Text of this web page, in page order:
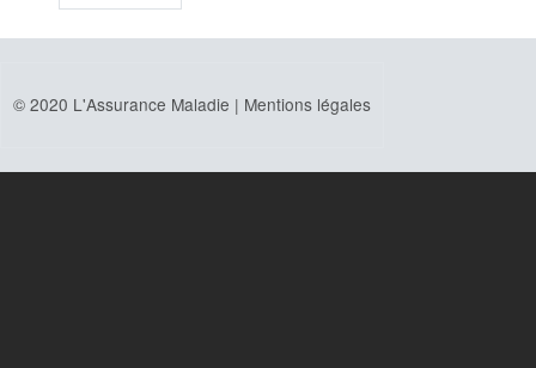
© 2020 L'Assurance Maladie | Mentions légales